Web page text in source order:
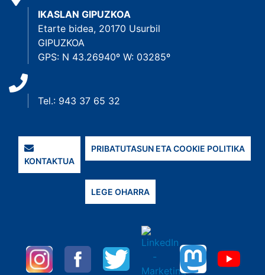
IKASLAN GIPUZKOA
Etarte bidea, 20170 Usurbil
GIPUZKOA
GPS: N 43.26940º W: 03285º
Tel.: 943 37 65 32
KONTAKTUA
PRIBATUTASUN ETA COOKIE POLITIKA
LEGE OHARRA